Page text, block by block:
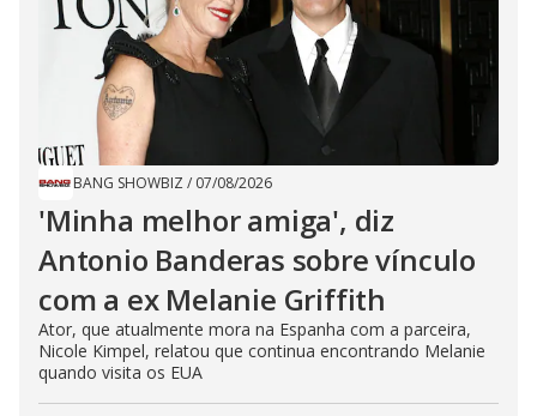
BANG SHOWBIZ / 07/08/2026
'Minha melhor amiga', diz
Antonio Banderas sobre vínculo
com a ex Melanie Griffith
Ator, que atualmente mora na Espanha com a parceira,
Nicole Kimpel, relatou que continua encontrando Melanie
quando visita os EUA